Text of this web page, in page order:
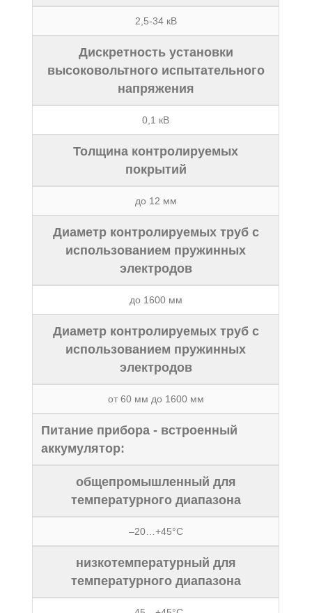
2,5-34 кВ
Дискретность установки
высоковольтного испытательного
напряжения
0,1 кВ
Толщина контролируемых
покрытий
до 12 мм
Диаметр контролируемых труб с
использованием пружинных
электродов
до 1600 мм
Диаметр контролируемых труб с
использованием пружинных
электродов
от 60 мм до 1600 мм
Питание прибора - встроенный
аккумулятор:
общепромышленный для
температурного диапазона
–20…+45°С
низкотемпературный для
температурного диапазона